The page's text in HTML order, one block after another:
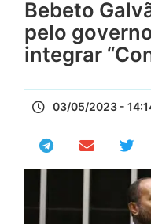
Bebeto
pelo
integrar
03/05/2023 -